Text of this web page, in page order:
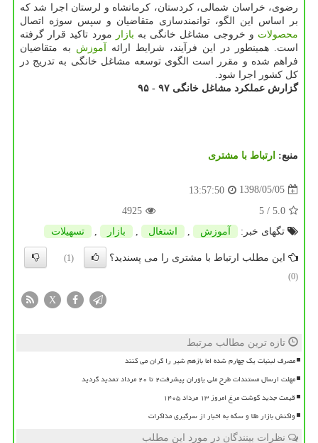
رضوی، خراسان شمالی، كردستان، كرمانشاه و لرستان اجرا شد كه
بر اساس این الگو، توانمندسازی متقاضیان و سپس سوژه اتصال
محصولات و خروجی مشاغل خانگی به بازار
مورد تاكید قرار گرفته
است. همینطور در این فرآیند، شرایط ارائه
آموزش به متقاضیان
فراهم شده و مقرر است الگوی توسعه مشاغل خانگی به تدریج در
كل كشور اجرا شود.
گزارش عملكرد مشاغل خانگی ۹۷ - ۹۵
منبع: ارتباط با مشتری
1398/05/05
13:57:50
5.0
/ 5
4925
تگهای خبر:
آموزش , اشتغال , بازار , تسهیلات
این مطلب ارتباط با مشتری را می پسندید؟
(1)
(0)
X
تازه ترین مطالب مرتبط
مصرف لبنیات یک چهارم شده اما بازهم شیر را گران می کنند
مهلت ارسال مستندات طرح ملی یاوران پیشرفت۲ تا ۲۰ مرداد تمدید گردید
قیمت جدید گوشت مرغ امروز ۱۳ مرداد ۱۴۰۵
واکنش بازار طلا و سکه به اخبار از سرگیری مذاکرات
نظرات بینندگان در مورد این مطلب